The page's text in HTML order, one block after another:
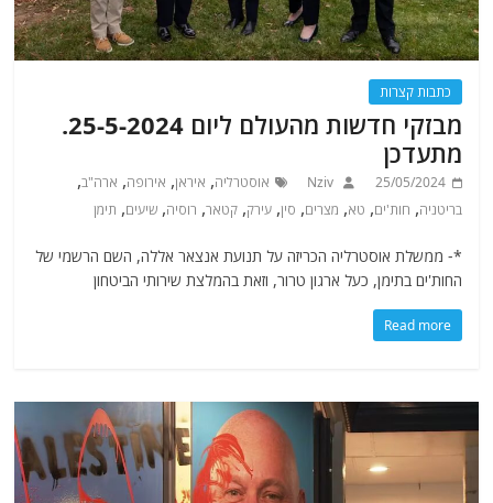
כתבות קצרות
מבזקי חדשות מהעולם ליום 25-5-2024.
מתעדכן
25/05/2024
Nziv אוסטרליה, איראן, אירופה, ארה"ב,
בריטניה, חות'ים, טא, מצרים, סין,עירק,קטאר, רוסיה,שיעים, תימן
*- ממשלת אוסטרליה הכריזה על תנועת אנצאר אללה, השם הרשמי של
החות'ים בתימן, כעל ארגון טרור, וזאת בהמלצת שירותי הביטחון
Read more